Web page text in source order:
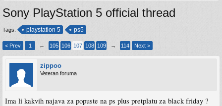
Sony PlayStation 5 official thread
Tags: playstation 5 ps5
< Prev 1 ← 105 106 107 108 109 → 114 Next >
zippoo
Veteran foruma
Ima li kakvih najava za popuste na ps plus pretplatu za black friday ?